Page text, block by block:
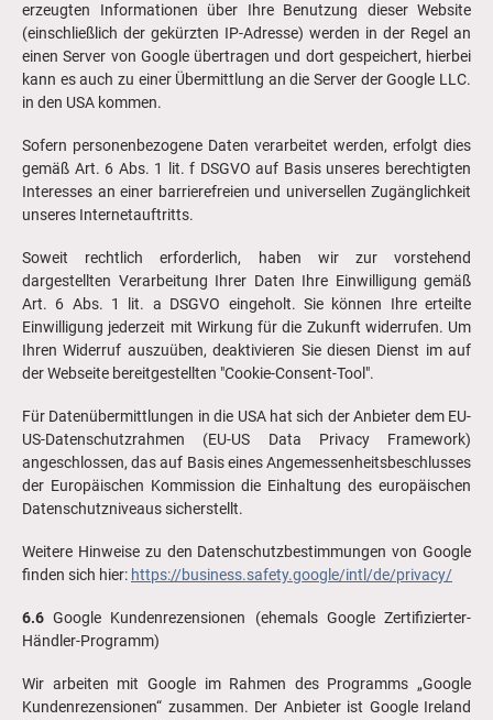
erzeugten Informationen über Ihre Benutzung dieser Website
(einschließlich der gekürzten IP-Adresse) werden in der Regel an
einen Server von Google übertragen und dort gespeichert, hierbei
kann es auch zu einer Übermittlung an die Server der Google LLC.
in den USA kommen.
Sofern personenbezogene Daten verarbeitet werden, erfolgt dies
gemäß Art. 6 Abs. 1 lit. f DSGVO auf Basis unseres berechtigten
Interesses an einer barrierefreien und universellen Zugänglichkeit
unseres Internetauftritts.
Soweit rechtlich erforderlich, haben wir zur vorstehend
dargestellten Verarbeitung Ihrer Daten Ihre Einwilligung gemäß
Art. 6 Abs. 1 lit. a DSGVO eingeholt. Sie können Ihre erteilte
Einwilligung jederzeit mit Wirkung für die Zukunft widerrufen. Um
Ihren Widerruf auszuüben, deaktivieren Sie diesen Dienst im auf
der Webseite bereitgestellten "Cookie-Consent-Tool".
Für Datenübermittlungen in die USA hat sich der Anbieter dem EU-
US-Datenschutzrahmen (EU-US Data Privacy Framework)
angeschlossen, das auf Basis eines Angemessenheitsbeschlusses
der Europäischen Kommission die Einhaltung des europäischen
Datenschutzniveaus sicherstellt.
Weitere Hinweise zu den Datenschutzbestimmungen von Google
finden sich hier: https://business.safety.google/intl/de/privacy/
6.6 Google Kundenrezensionen (ehemals Google Zertifizierter-
Händler-Programm)
Wir arbeiten mit Google im Rahmen des Programms „Google
Kundenrezensionen“ zusammen. Der Anbieter ist Google Ireland